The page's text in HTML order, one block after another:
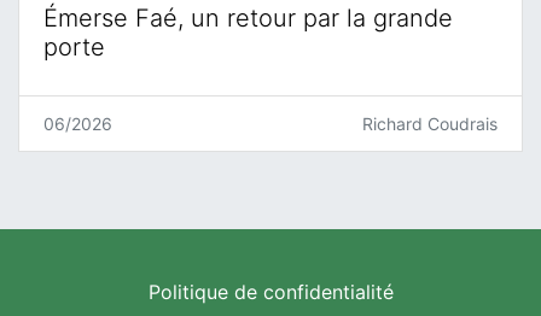
Émerse Faé, un retour par la grande
porte
06/2026 Richard Coudrais
Politique de confidentialité